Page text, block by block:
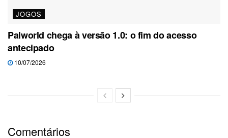
JOGOS
Palworld chega à versão 1.0: o fim do acesso
antecipado
10/07/2026
Comentários